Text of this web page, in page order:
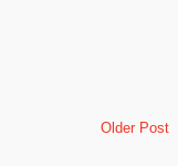
Older Post